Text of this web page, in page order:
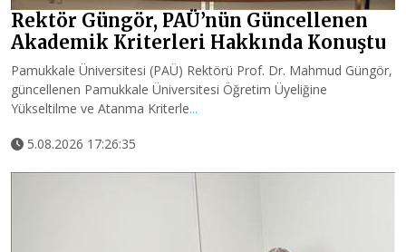
Rektör Güngör, PAÜ’nün Güncellenen
Akademik Kriterleri Hakkında Konuştu
Pamukkale Üniversitesi (PAÜ) Rektörü Prof. Dr. Mahmud Güngör,
güncellenen Pamukkale Üniversitesi Öğretim Üyeliğine
Yükseltilme ve Atanma Kriterle...
5.08.2026 17:26:35